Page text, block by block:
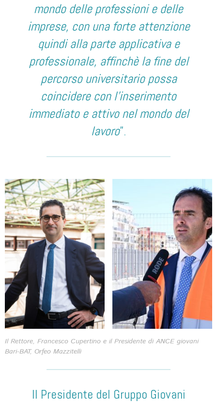
mondo delle professioni e delle
imprese, con una forte attenzione
quindi alla parte applicativa e
professionale, affinchè la fine del
percorso universitario possa
coincidere con l’inserimento
immediato e attivo nel mondo del
lavoro”.
Il Rettore, Francesco Cupertino e il Presidente di ANCE giovani
Bari-BAT, Orfeo Mazzitelli
Il Presidente del Gruppo Giovani